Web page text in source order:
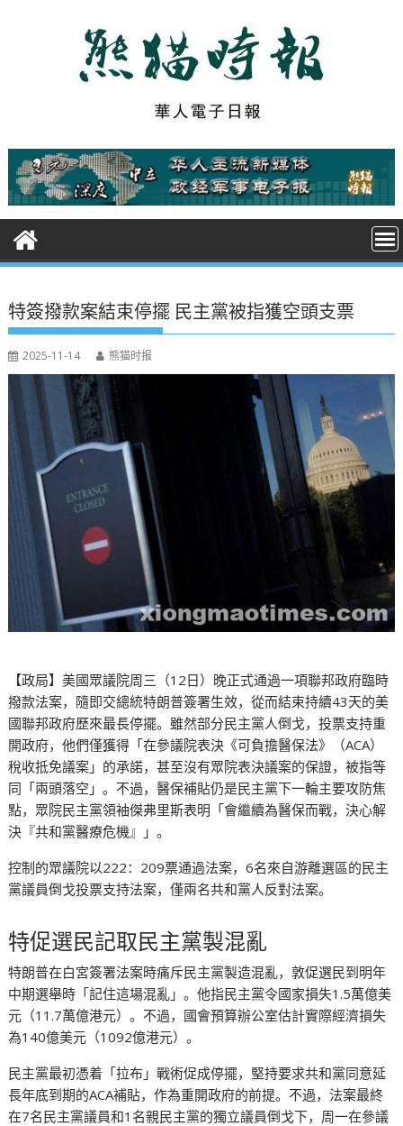
t
特簽撥款案結束停擺 民主黨被指獲空頭支票
2025-11-14 熊猫时报
【政局】美國眾議院周三（12日）晚正式通過一項聯邦政府臨時
撥款法案，隨即交總統特朗普簽署生效，從而結束持續43天的美
國聯邦政府歷來最長停擺。雖然部分民主黨人倒戈，投票支持重
開政府，他們僅獲得「在參議院表決《可負擔醫保法》（ACA）
稅收抵免議案」的承諾，甚至沒有眾院表決議案的保證，被指等
同「兩頭落空」。不過，醫保補貼仍是民主黨下一輪主要攻防焦
點，眾院民主黨領袖傑弗里斯表明「會繼續為醫保而戰，決心解
決『共和黨醫療危機』」。
控制的眾議院以222：209票通過法案，6名來自游離選區的民主
黨議員倒戈投票支持法案，僅兩名共和黨人反對法案。
特促選民記取民主黨製混亂
特朗普在白宮簽署法案時痛斥民主黨製造混亂，敦促選民到明年
中期選舉時「記住這場混亂」。他指民主黨令國家損失1.5萬億美
元（11.7萬億港元）。不過，國會預算辦公室估計實際經濟損失
為140億美元（1092億港元）。
民主黨最初憑着「拉布」戰術促成停擺，堅持要求共和黨同意延
長年底到期的ACA補貼，作為重開政府的前提。不過，法案最終
在7名民主黨議員和1名親民主黨的獨立議員倒戈下，周一在參議